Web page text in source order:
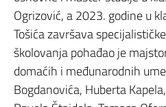
Ogrizović, a 2023. godine u
Tošića završava
školovanja pohađao je
domaćih i međunarodnih
Bogdanovića, Huberta